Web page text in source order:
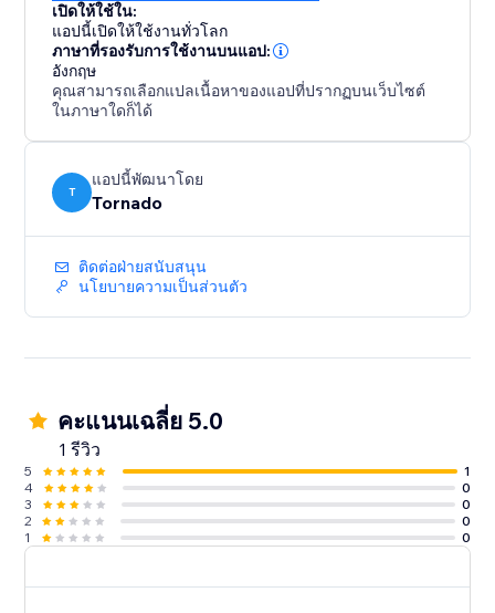
เปิดให้ใช้ใน:
แอปนี้เปิดให้ใช้งานทั่วโลก
ภาษาที่รองรับการใช้งานบนแอป:
อังกฤษ
คุณสามารถเลือกแปลเนื้อหาของแอปที่ปรากฏบนเว็บไซต์
ในภาษาใดก็ได้
T
แอปนี้พัฒนาโดย
Tornado
ติดต่อฝ่ายสนับสนุน
นโยบายความเป็นส่วนตัว
คะแนนเฉลี่ย 5.0
1 รีวิว
5
1
4
0
3
0
2
0
1
0